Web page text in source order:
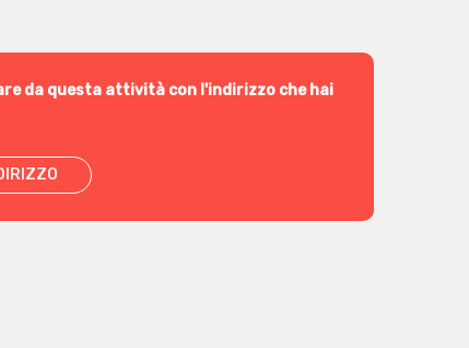
da questa attività con l'indirizzo che hai